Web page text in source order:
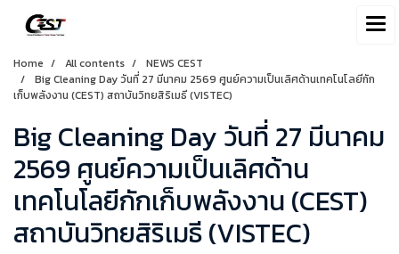
Home All contents
NEWS CEST
Big Cleaning Day วันที่ 27 มีนาคม 2569 ศูนย์ความเป็นเลิศด้านเทคโนโลยีกัก
เก็บพลังงาน (CEST) สถาบันวิทยสิริเมธี (VISTEC)
Big Cleaning Day วันที่ 27 มีนาคม
2569 ศูนย์ความเป็นเลิศด้าน
เทคโนโลยีกักเก็บพลังงาน (CEST)
สถาบันวิทยสิริเมธี (VISTEC)